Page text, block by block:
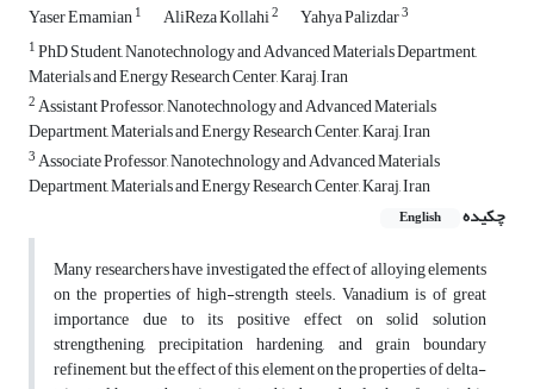
Yaser Emamian1 AliReza Kollahi2 Yahya Palizdar3
1PhD Student, Nanotechnology and Advanced Materials Department,
Materials and Energy Research Center, Karaj, Iran
2Assistant Professor, Nanotechnology and Advanced Materials
Department, Materials and Energy Research Center, Karaj, Iran
3Associate Professor, Nanotechnology and Advanced Materials
Department, Materials and Energy Research Center, Karaj, Iran
چکیده
English
Many researchers have investigated the effect of alloying elements
on the properties of high-strength steels. Vanadium is of great
importance due to its positive effect on solid solution
strengthening, precipitation hardening, and grain boundary
refinement, but the effect of this element on the properties of delta-